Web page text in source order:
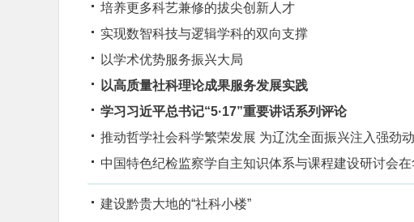
培养更多科艺兼修的拔尖创新人才
实现数智科技与逻辑学科的双向支撑
以学术优势服务振兴大局
以高质量社科理论成果服务发展实践
学习习近平总书记“5·17”重要讲话系列评论
推动哲学社会科学繁荣发展 为辽沈全面振兴注入强劲
中国特色纪检监察学自主知识体系与课程建设研讨会
建设黔贵大地的“社科小楼”